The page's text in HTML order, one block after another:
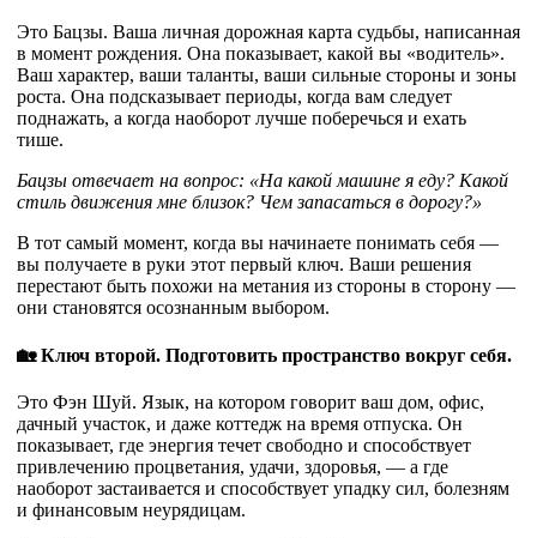
Это Бацзы. Ваша личная дорожная карта судьбы, написанная
в момент рождения. Она показывает, какой вы «водитель».
Ваш характер, ваши таланты, ваши сильные стороны и зоны
роста. Она подсказывает периоды, когда вам следует
поднажать, а когда наоборот лучше поберечься и ехать
тише.
Бацзы отвечает на вопрос: «На какой машине я еду? Какой
стиль движения мне близок? Чем запасаться в дорогу?»
В тот самый момент, когда вы начинаете понимать себя —
вы получаете в руки этот первый ключ. Ваши решения
перестают быть похожи на метания из стороны в сторону —
они становятся осознанным выбором.
🏡 Ключ второй. Подготовить пространство вокруг себя.
Это Фэн Шуй. Язык, на котором говорит ваш дом, офис,
дачный участок, и даже коттедж на время отпуска. Он
показывает, где энергия течет свободно и способствует
привлечению процветания, удачи, здоровья, — а где
наоборот застаивается и способствует упадку сил, болезням
и финансовым неурядицам.